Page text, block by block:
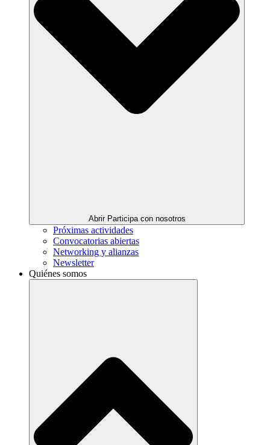
Abrir Participa con nosotros
Próximas actividades
Convocatorias abiertas
Networking y alianzas
Newsletter
Quiénes somos